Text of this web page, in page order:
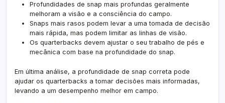
Profundidades de snap mais profundas geralmente
melhoram a visão e a consciência do campo.
Snaps mais rasos podem levar a uma tomada de decisão
mais rápida, mas podem limitar as linhas de visão.
Os quarterbacks devem ajustar o seu trabalho de pés e
mecânica com base na profundidade do snap.
Em última análise, a profundidade de snap correta pode
ajudar os quarterbacks a tomar decisões mais informadas,
levando a um desempenho melhor em campo.